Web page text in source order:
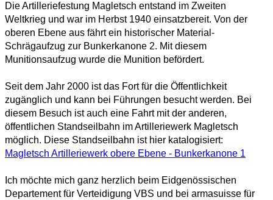
Die Artilleriefestung Magletsch entstand im Zweiten
Weltkrieg und war im Herbst 1940 einsatzbereit. Von der
oberen Ebene aus fährt ein historischer Material-
Schrägaufzug zur Bunkerkanone 2. Mit diesem
Munitionsaufzug wurde die Munition befördert.
Seit dem Jahr 2000 ist das Fort für die Öffentlichkeit
zugänglich und kann bei Führungen besucht werden. Bei
diesem Besuch ist auch eine Fahrt mit der anderen,
öffentlichen Standseilbahn im Artilleriewerk Magletsch
möglich. Diese Standseilbahn ist hier katalogisiert:
Magletsch Artilleriewerk obere Ebene - Bunkerkanone 1
Ich möchte mich ganz herzlich beim Eidgenössischen
Departement für Verteidigung VBS und bei armasuisse für